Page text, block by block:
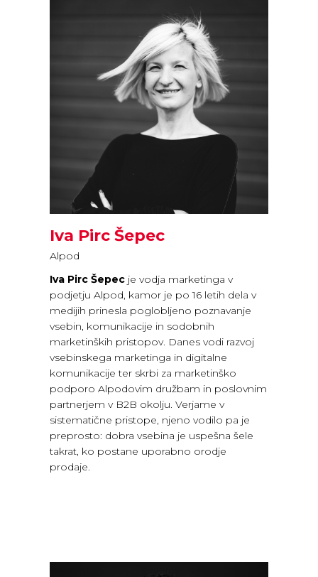
Iva Pirc Šepec
Alpod
Iva Pirc Šepec je vodja marketinga v
podjetju Alpod, kamor je po 16 letih dela v
medijih prinesla poglobljeno poznavanje
vsebin, komunikacije in sodobnih
marketinških pristopov. Danes vodi razvoj
vsebinskega marketinga in digitalne
komunikacije ter skrbi za marketinško
podporo Alpodovim družbam in poslovnim
partnerjem v B2B okolju. Verjame v
sistematične pristope, njeno vodilo pa je
preprosto: dobra vsebina je uspešna šele
takrat, ko postane uporabno orodje
prodaje.